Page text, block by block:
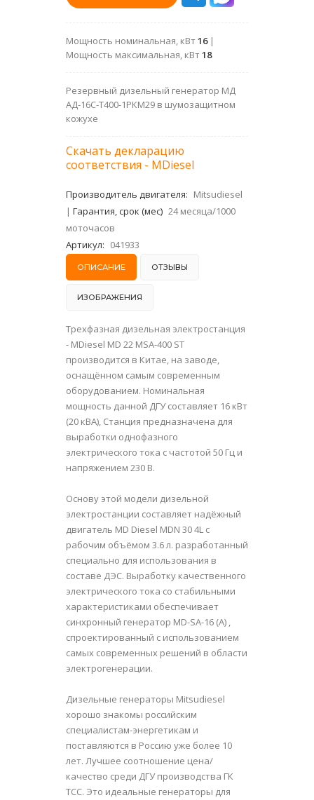
Мощность номинальная, кВт16|
Мощность максимальная, кВт18
Резервный дизельный генератор МД
АД-16С-Т400-1РКМ29 в шумозащитном
кожухе
Скачать декларацию
соответствия - MDiesel
Производитель двигателя: Mitsudiesel
| Гарантия, срок (мес) 24 месяца/1000
моточасов
Артикул: 041933
ОПИСАНИЕ ОТЗЫВЫ
ИЗОБРАЖЕНИЯ
Трехфазная дизельная электростанция
- MDiesel MD 22 MSA-400 ST
производится в Китае, на заводе,
оснащённом самым современным
оборудованием. Номинальная
мощность данной ДГУ составляет 16 кВт
(20 кВА), Станция предназначена для
выработки однофазного
электрического тока с частотой 50 Гц и
напряжением 230 В.
Основу этой модели дизельной
электростанции составляет надёжный
двигатель MD Diesel MDN 30 4L с
рабочим объёмом 3.6 л. разработанный
специально для использования в
составе ДЭС. Выработку качественного
электрического тока со стабильными
характеристиками обеспечивает
синхронный генератор MD-SA-16 (A) ,
спроектированный с использованием
самых современных решений в области
электрогенерации.
Дизельные генераторы Mitsudiesel
хорошо знакомы российским
специалистам-энергетикам и
поставляются в Россию уже более 10
лет. Лучшее соотношение цена/
качество среди ДГУ производства ГК
ТСС. Это идеальные генераторы для